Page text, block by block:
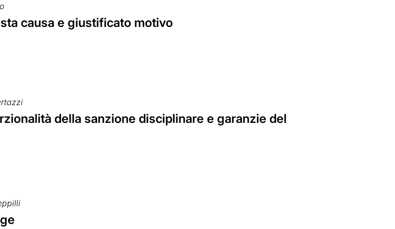
causa e giustificato motivo
della sanzione disciplinare e garanzie del